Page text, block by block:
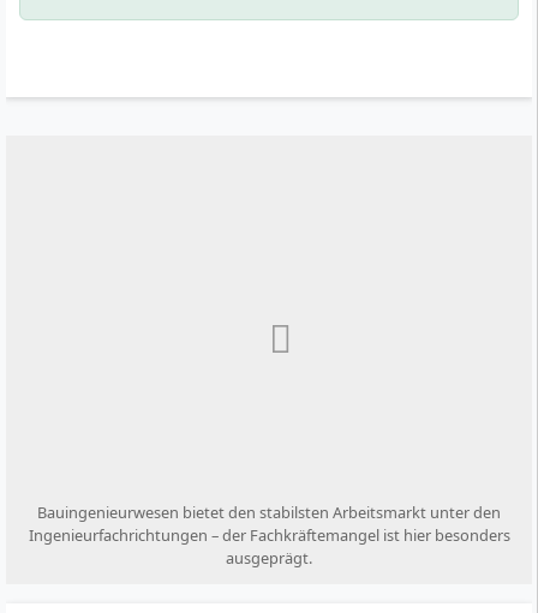
Bauingenieurwesen bietet den stabilsten Arbeitsmarkt unter den
Ingenieurfachrichtungen – der Fachkräftemangel ist hier besonders
ausgeprägt.